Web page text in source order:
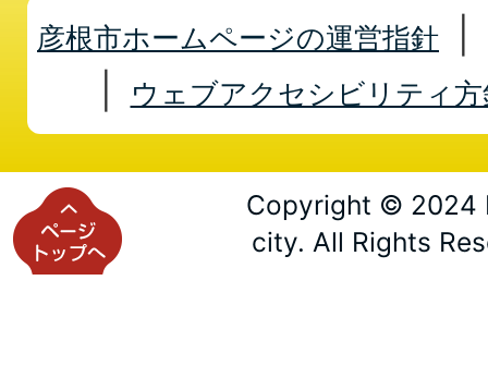
彦根市ホームページの運営指針
ウェブアクセシビリティ方
Copyright © 2024
city. All Rights